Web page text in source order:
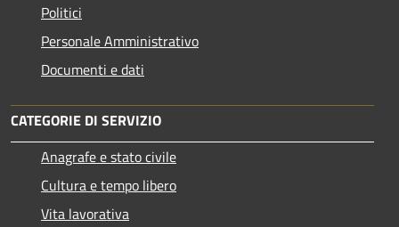
Politici
Personale Amministrativo
Documenti e dati
CATEGORIE DI SERVIZIO
Anagrafe e stato civile
Cultura e tempo libero
Vita lavorativa